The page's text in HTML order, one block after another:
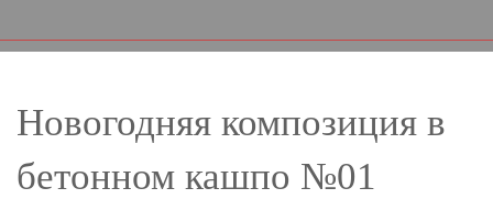
Новогодняя композиция в
бетонном кашпо №01